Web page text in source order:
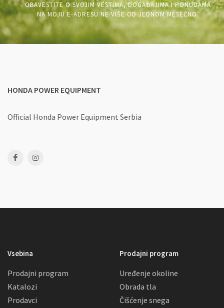
OBAVESTITE O SVOJIM VESTIMA, DOGAĐAJIMA I PONUDAMA
NA MOJU E-ADRESU NE VIŠE OD JEDNOM MESEČNO.
HONDA POWER EQUIPMENT
Official Honda Power Equipment Serbia
Vsebina
Prodajni program
Katalozi
Prodavci
Prodajni program
Uređenje okoline
Obrada tla
Čišćenje snega